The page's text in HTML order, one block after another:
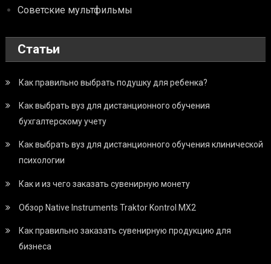
Советские мультфильмы
Статьи
Как правильно выбрать подушку для ребенка?
Как выбрать вуз для дистанционного обучения
бухгалтерскому учету
Как выбрать вуз для дистанционного обучения клинической
психологии
Как и из чего заказать сувенирную монету
Обзор Native Instruments Traktor Kontrol MX2
Как правильно заказать сувенирную продукцию для
бизнеса